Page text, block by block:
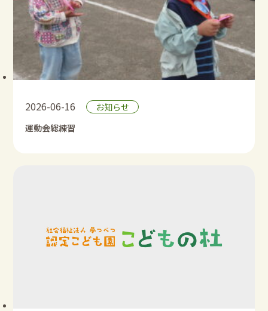
2026-06-16
お知らせ
運動会総練習